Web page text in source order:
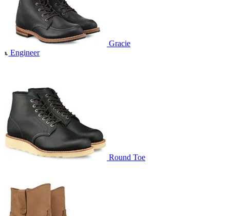
Gracie
Engineer
Round Toe